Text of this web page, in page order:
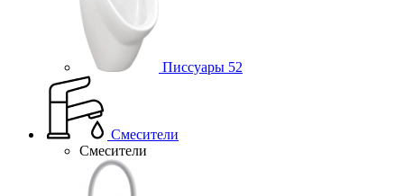
Писсуары 52
Смесители
Смесители